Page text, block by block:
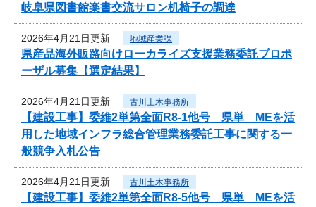
岐阜県図書館楽書交流サロン机椅子の調達
2026年4月21日更新 地域産業課
県産品海外販路向けローカライズ支援業務委託プロポ
ーザル募集【選定結果】
2026年4月21日更新 古川土木事務所
【建設工事】委維2単第全面R8-1他号 県単 MEを活
用した地域インフラ総合管理業務委託工事に関する一
般競争入札公告
2026年4月21日更新 古川土木事務所
【建設工事】委維2単第全面R8-5他号 県単 MEを活